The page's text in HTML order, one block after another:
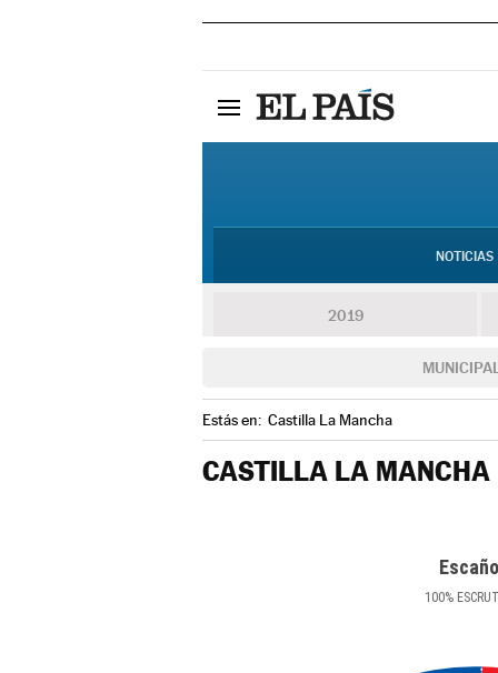
NOTICIAS
2019
Estás en: Castilla La Mancha
CASTILLA LA MANCHA
100%